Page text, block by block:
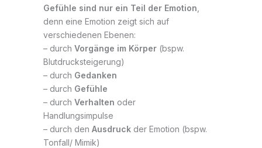
Gefühle sind nur ein Teil der Emotion
denn eine Emotion zeigt sich auf
verschiedenen Ebenen:
– durch Vorgänge im Körper (bspw.
Blutdrucksteigerung)
– durch Gedanken
– durch Gefühle
– durch Verhalten oder
Handlungsimpulse
– durch den Ausdruck der Emotion (bspw.
Tonfall/ Mimik)